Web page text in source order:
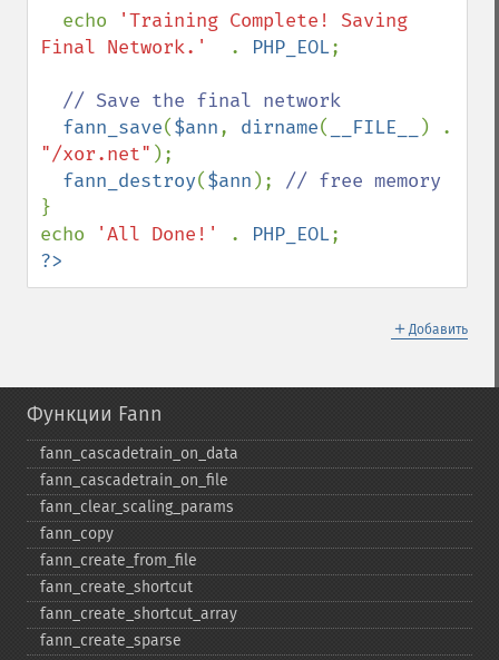
echo
'Training Complete! Saving
Final Network.'
. PHP_EOL;
// Save the final network
fann_save($ann, dirname( __FILE__
"/xor.net" );
fann_destroy($ann );
}
echo
'All Done!' . PHP_EOL
?>
＋ Добавить
Функции Fann
fann_​cascadetrain_​on_​data
fann_​cascadetrain_​on_​file
fann_​clear_​scaling_​params
fann_​copy
fann_​create_​from_​file
fann_​create_​shortcut
fann_​create_​shortcut_​array
fann_​create_​sparse